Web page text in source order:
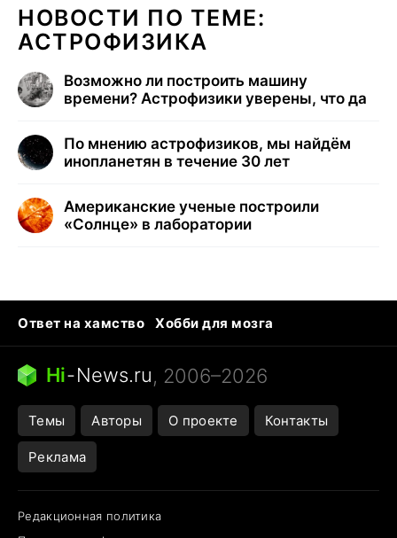
НОВОСТИ ПО ТЕМЕ:
АСТРОФИЗИКА
Возможно ли построить машину
времени? Астрофизики уверены, что да
По мнению астрофизиков, мы найдём
инопланетян в течение 30 лет
Американские ученые построили
«Солнце» в лаборатории
Ответ на хамство
Хобби для мозга
Бензин 100 vs 95
Тунцы в океанариуме
Следующая пандемия
Hi-News.ru, 2006–2026
Темы Авторы О проекте Контакты
Реклама
Редакционная политика